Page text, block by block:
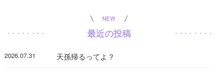
NEW
最近の投稿
2026.07.31 天孫帰るってよ？